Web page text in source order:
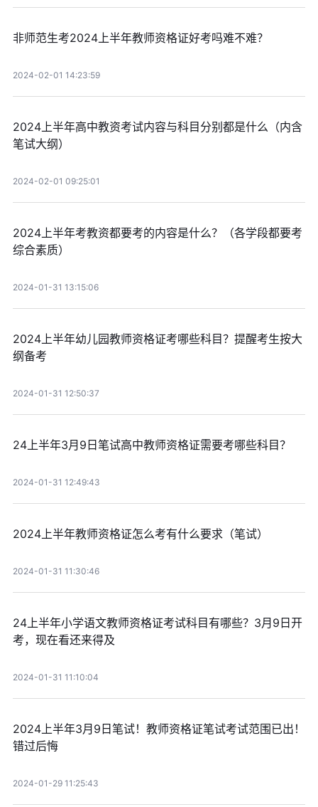
非师范生考2024上半年教师资格证好考吗难不难？
2024-02-01 14:23:59
2024上半年高中教资考试内容与科目分别都是什么（内含
笔试大纲）
2024-02-01 09:25:01
2024上半年考教资都要考的内容是什么？（各学段都要考
综合素质）
2024-01-31 13:15:06
2024上半年幼儿园教师资格证考哪些科目？提醒考生按大
纲备考
2024-01-31 12:50:37
24上半年3月9日笔试高中教师资格证需要考哪些科目？
2024-01-31 12:49:43
2024上半年教师资格证怎么考有什么要求（笔试）
2024-01-31 11:30:46
24上半年小学语文教师资格证考试科目有哪些？3月9日开
考，现在看还来得及
2024-01-31 11:10:04
2024上半年3月9日笔试！教师资格证笔试考试范围已出！
错过后悔
2024-01-29 11:25:43